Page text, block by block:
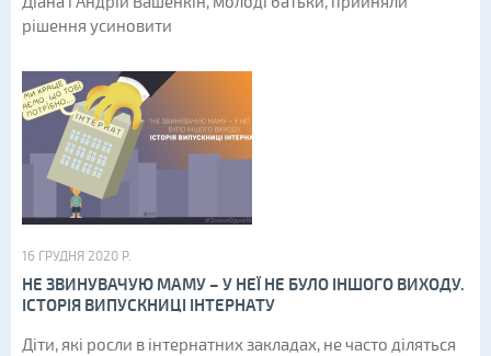
рішення усиновити
16 ГРУДНЯ 2020 Р.
НЕ ЗВИНУВАЧУЮ МАМУ – У НЕЇ НЕ БУЛО ІНШОГО ВИХОДУ.
ІСТОРІЯ ВИПУСКНИЦІ ІНТЕРНАТУ
Діти, які росли в інтернатних закладах, не часто діляться